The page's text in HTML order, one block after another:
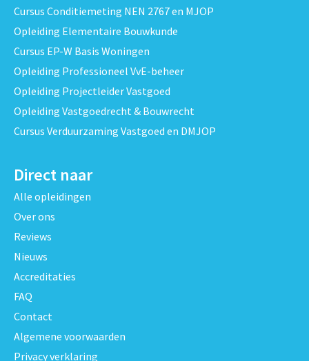
Cursus Conditiemeting NEN 2767 en MJOP
Opleiding Elementaire Bouwkunde
Cursus EP-W Basis Woningen
Opleiding Professioneel VvE-beheer
Opleiding Projectleider Vastgoed
Opleiding Vastgoedrecht & Bouwrecht
Cursus Verduurzaming Vastgoed en DMJOP
Direct naar
Alle opleidingen
Over ons
Reviews
Nieuws
Accreditaties
FAQ
Contact
Algemene voorwaarden
Privacy verklaring